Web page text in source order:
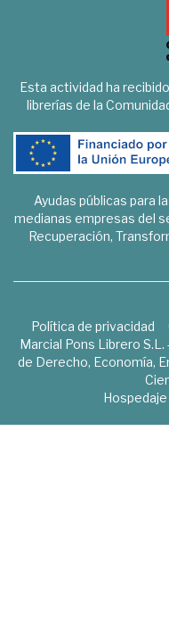
Esta actividad ha
librerías de la
Ayudas públicas para
medianas empresas del
Recuperación,
Política de privacidad
Marcial Pons Librero
de Derecho, Economía,